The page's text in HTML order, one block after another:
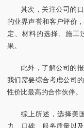
其次，关注公司的
的业界声誉和客户评价
定、材料的选择、施工
果。
此外，了解公司的
我们需要综合考虑公司
性价比最高的合作伙伴。
综上所述，选择美
力、口碑、服务质量以